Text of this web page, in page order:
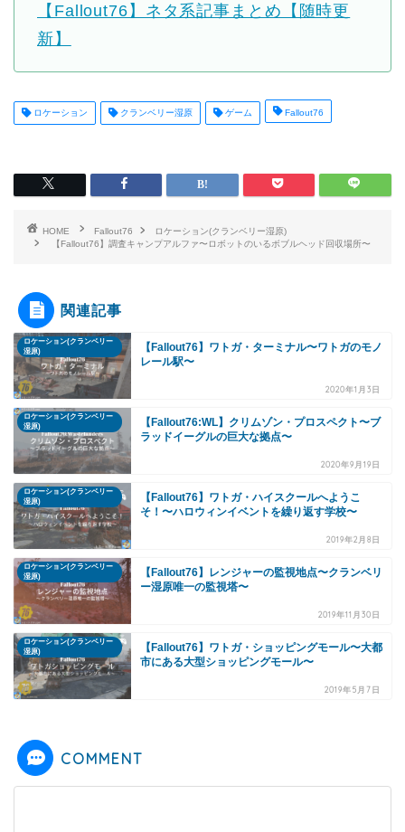
【Fallout76】ネタ系記事まとめ【随時更
新】
ロケーション クランベリー湿原 ゲーム Fallout76
HOME Fallout76
ロケーション(クランベリー湿原)
【Fallout76】調査キャンプアルファ〜ロボットのいるボブルヘッド回収場所〜
関連記事
ロケーション(クランベリー
湿原)
【Fallout76】ワトガ・ターミナル〜ワトガのモノ
レール駅〜
2020年1月3日
ロケーション(クランベリー
湿原)
【Fallout76:WL】クリムゾン・プロスペクト〜ブ
ラッドイーグルの巨大な拠点〜
2020年9月19日
ロケーション(クランベリー
湿原)
【Fallout76】ワトガ・ハイスクールへようこ
そ！〜ハロウィンイベントを繰り返す学校〜
2019年2月8日
ロケーション(クランベリー
湿原)
【Fallout76】レンジャーの監視地点〜クランベリ
ー湿原唯一の監視塔〜
2019年11月30日
ロケーション(クランベリー
湿原)
【Fallout76】ワトガ・ショッピングモール〜大都
市にある大型ショッピングモール〜
2019年5月7日
COMMENT